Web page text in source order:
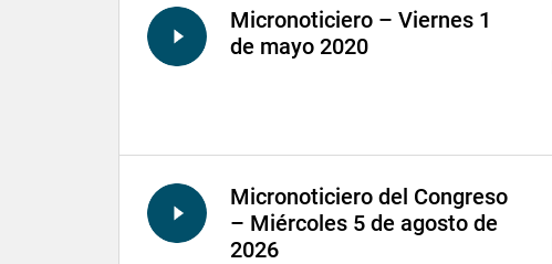
Micronoticiero – Viernes 1
de mayo 2020
Micronoticiero del Congreso
– Miércoles 5 de agosto de
2026